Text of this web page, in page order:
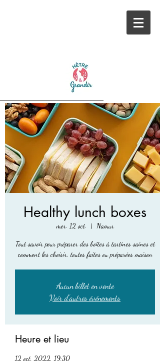
Healthy lunch boxes
mer. 12 oct.
  |
Namur
Tout savoir pour préparer des boîtes à tartines saines et
comment les choisir, toutes faites ou préparées maison
Aucun billet en vente
Voir d'autres événements
Heure et lieu
12 oct. 2022, 19:30